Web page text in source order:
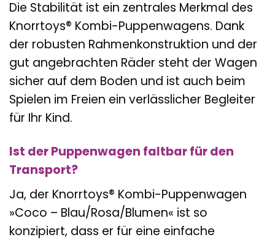
Die Stabilität ist ein zentrales Merkmal des
Knorrtoys® Kombi-Puppenwagens. Dank
der robusten Rahmenkonstruktion und der
gut angebrachten Räder steht der Wagen
sicher auf dem Boden und ist auch beim
Spielen im Freien ein verlässlicher Begleiter
für Ihr Kind.
Ist der Puppenwagen faltbar für den
Transport?
Ja, der Knorrtoys® Kombi-Puppenwagen
»Coco – Blau/Rosa/Blumen« ist so
konzipiert, dass er für eine einfache